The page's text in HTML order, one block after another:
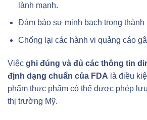
lành mạnh.
Đảm bảo sự minh bạch trong thành
Chống lại các hành vi quảng cáo
Việc ghi đúng và đủ các thông tin
định dạng chuẩn của FDA là điều
phẩm thực phẩm có thể được phép
thị trường Mỹ.